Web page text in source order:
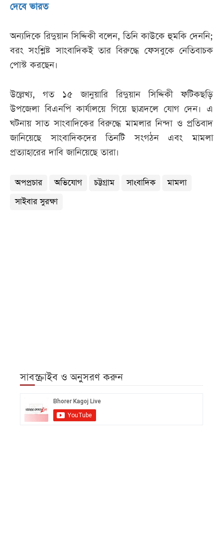
দেবে ভারত
অন্যদিকে রিদুয়ান সিদ্দিকী বলেন, তিনি কাউকে হুমকি দেননি;
বরং সংশ্লিষ্ট সাংবাদিকই তার বিরুদ্ধে ফেসবুকে নেতিবাচক
পোস্ট করছেন।
উল্লেখ্য, গত ১৫ জানুয়ারি রিদুয়ান সিদ্দিকী ফটিকছড়ি
উপজেলা বিএনপি কার্যালয়ে গিয়ে ছাত্রদলে যোগ দেন। এ
ঘটনায় সাত সাংবাদিকের বিরুদ্ধে মামলার নিন্দা ও প্রতিবাদ
জানিয়েছে সাংবাদিকদের তিনটি সংগঠন এবং মামলা
প্রত্যাহারের দাবি জানিয়েছে তারা।
অপপ্রচার অভিযোগ চট্টগ্রাম সাংবাদিক
মামলা
সাইবার সুরক্ষা
সাবস্ক্রাইব ও অনুসরণ করুন